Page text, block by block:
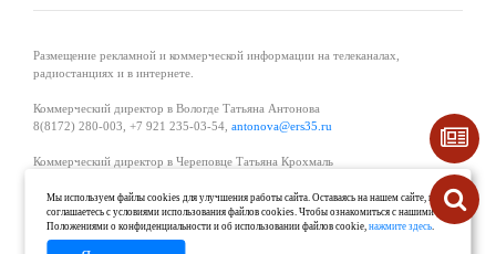
Размещение рекламной и коммерческой информации на телеканалах,
радиостанциях и в интернете.
Коммерческий директор в Вологде Татьяна Антонова
8(8172) 280-003, +7 921 235-03-54, antonova@ers35.ru
Коммерческий директор в Череповце Татьяна Крохмаль
Начальник отдела рекламы в Великом Устюге Екатерина Вьюжанина 8(81738)
2-04-44, +7 921 125-06-40,katrinv81@mail.ru
Мы используем файлы cookies для улучшения работы сайта. Оставаясь на нашем сайте, вы
соглашаетесь с условиями использования файлов cookies. Чтобы ознакомиться с нашими
Положениями о конфиденциальности и об использовании файлов cookie,нажмите здесь.